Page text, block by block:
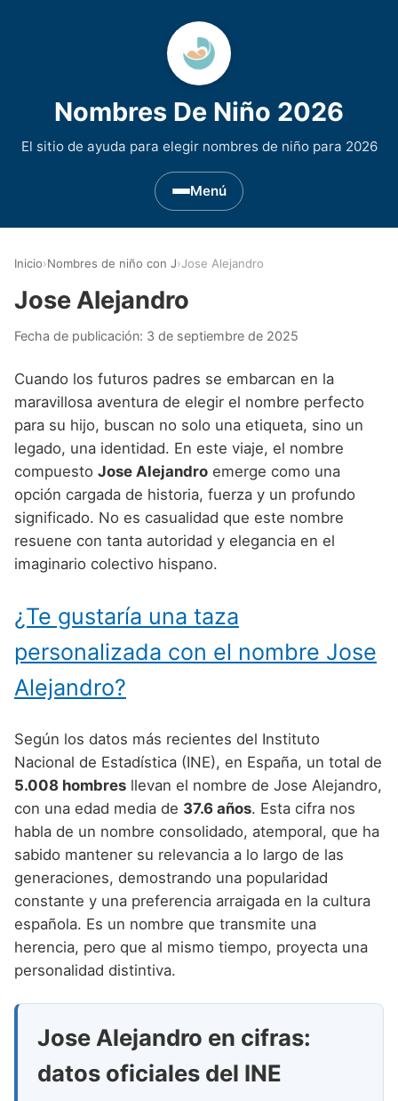
Nombres De Niño 2026
El sitio de ayuda para elegir nombres de niño para 2026
Menú
Nombres de niño que empiezan por B
Nombres de niño que empiezan por D
Nombres de niño que empiezan por E
Nombres de niño que empiezan por F
Nombres de niño que empiezan por G
Nombres de niño que empiezan por H
Nombres de niño que empiezan por I
Nombres de niño que empiezan por K
Nombres de niño que empiezan por L
Nombres de niño que empiezan por M
Nombres de niño que empiezan por N
Nombres de niño que empiezan por O
Nombres de niño que empiezan por P
Nombres de niño que empiezan por Q
Nombres de niño que empiezan por R
Nombres de niño que empiezan por S
Nombres de niño que empiezan por T
Nombres de niño que empiezan por U
Nombres de niño que empiezan por W
Nombres de niño que empiezan por X
Nombres de Niño Asturianos
Nombres de Niño Baleares
Nombres de Niño Canarios
Nombres de Niño Cantabros
Nombres de Niño Castellanos
Nombres de Niño Catalanes
Nombres de Niño Madrileños
Nombres de Niño Murcianos
Nombres de Niño Navarros
Nombres de Niño Riojanos
Nombres de Niño Valencianos
Nombres de Niño Vascos
Nombres de Niño Celtas
Nombres de Niño Egipcios
Nombres de Niño Griegos
Nombres de Niño Mitologicos
Nombres de Niño Romanos
Nombres de Niño Vikingos
Nombres de Niño Alemanes
Nombres de Niño Americanos
Nombres de Niño Arabes
Nombres de Niño Chinos
Nombres de Niño Franceses
Nombres de Niño Hispanoamericanos
Nombres de Niño Ingleses
Nombres de Niño Italianos
Nombres de Niño Japoneses
Nombres de Niño Marroquíes
Nombres de Niño Portugueses
Nombres de Niño Rumanos
Nombres de Niño Rusos
Nombres de Niño Suecos
Buscar
Inicio›Nombres de niño con J›Jose Alejandro
Jose Alejandro
Fecha de publicación: 3 de septiembre de 2025
Cuando los futuros padres se embarcan en la
maravillosa aventura de elegir el nombre perfecto
para su hijo, buscan no solo una etiqueta, sino un
legado, una identidad. En este viaje, el nombre
compuesto Jose Alejandro emerge como una
opción cargada de historia, fuerza y un profundo
significado. No es casualidad que este nombre
resuene con tanta autoridad y elegancia en el
imaginario colectivo hispano.
¿Te gustaría una taza
personalizada con el nombre Jose
Alejandro?
Según los datos más recientes del Instituto
Nacional de Estadística (INE), en España, un total de
5.008 hombres llevan el nombre de Jose Alejandro,
con una edad media de 37.6 años. Esta cifra nos
habla de un nombre consolidado, atemporal, que ha
sabido mantener su relevancia a lo largo de las
generaciones, demostrando una popularidad
constante y una preferencia arraigada en la cultura
española. Es un nombre que transmite una
herencia, pero que al mismo tiempo, proyecta una
personalidad distintiva.
Jose Alejandro en cifras:
datos oficiales del INE